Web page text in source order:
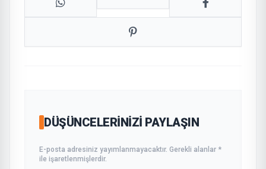
DÜŞÜNCELERINIZI PAYLAŞIN
E-posta adresiniz yayımlanmayacaktır. Gerekli alanlar *
ile işaretlenmişlerdir.